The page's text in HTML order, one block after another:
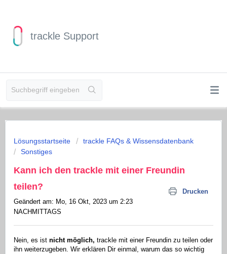
trackle Support
Lösungsstartseite
trackle FAQs & Wissensdatenbank
Sonstiges
Kann ich den trackle mit einer Freundin
teilen?
Drucken
Geändert am: Mo, 16 Okt, 2023 um 2:23
NACHMITTAGS
Nein, es ist nicht möglich, trackle mit einer Freundin zu teilen oder
ihn weiterzugeben. Wir erklären Dir einmal, warum das so wichtig